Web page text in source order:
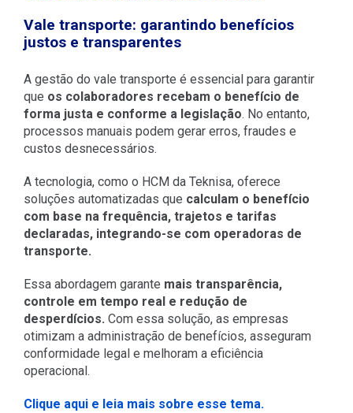
Vale transporte: garantindo benefícios
justos e transparentes
A gestão do vale transporte é essencial para garantir
que os colaboradores recebam o benefício de
forma justa e conforme a legislação. No entanto,
processos manuais podem gerar erros, fraudes e
custos desnecessários.
A tecnologia, como o HCM da Teknisa, oferece
soluções automatizadas que calculam o benefício
com base na frequência, trajetos e tarifas
declaradas, integrando-se com operadoras de
transporte.
Essa abordagem garante mais transparência,
controle em tempo real e redução de
desperdícios. Com essa solução, as empresas
otimizam a administração de benefícios, asseguram
conformidade legal e melhoram a eficiência
operacional.
Clique aqui e leia mais sobre esse tema.